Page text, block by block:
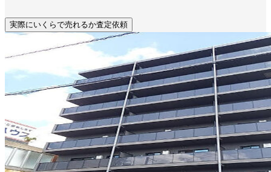
実際にいくらで売れるか査定依頼